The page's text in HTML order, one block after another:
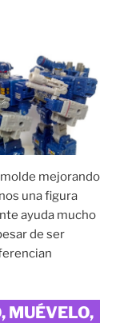
mejorando
una figura
ayuda mucho
de ser
MUÉVELO,